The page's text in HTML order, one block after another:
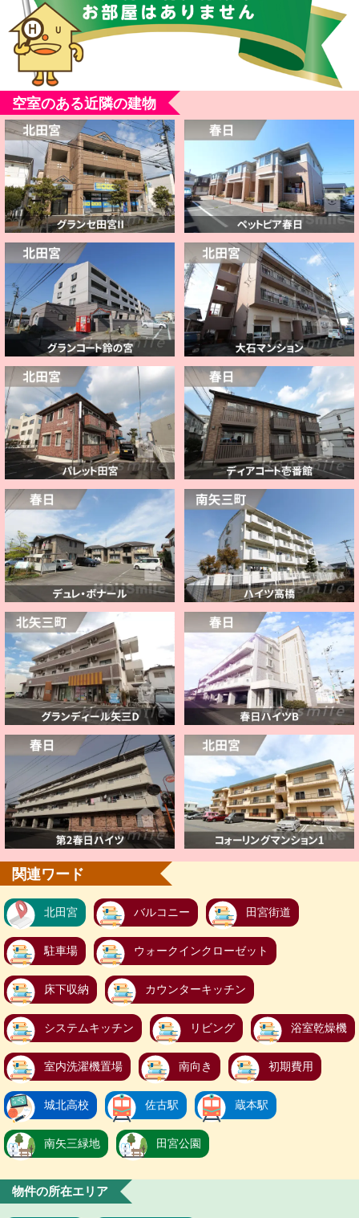
空室のある近隣の建物
関連ワード
北田宮 バルコニー 田宮街道
駐車場 ウォークインクローゼット
床下収納 カウンターキッチン
システムキッチン リビング 浴室乾燥機
室内洗濯機置場 南向き 初期費用
城北高校 佐古駅 蔵本駅
南矢三緑地 田宮公園
物件の所在エリア